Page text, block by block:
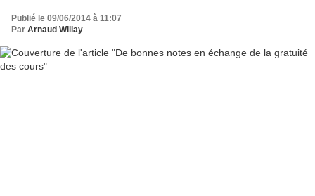
Publié le 09/06/2014 à 11:07
Par Arnaud Willay